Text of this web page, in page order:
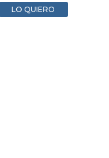
LO QUIERO